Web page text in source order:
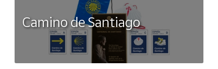
Camino de Santiago